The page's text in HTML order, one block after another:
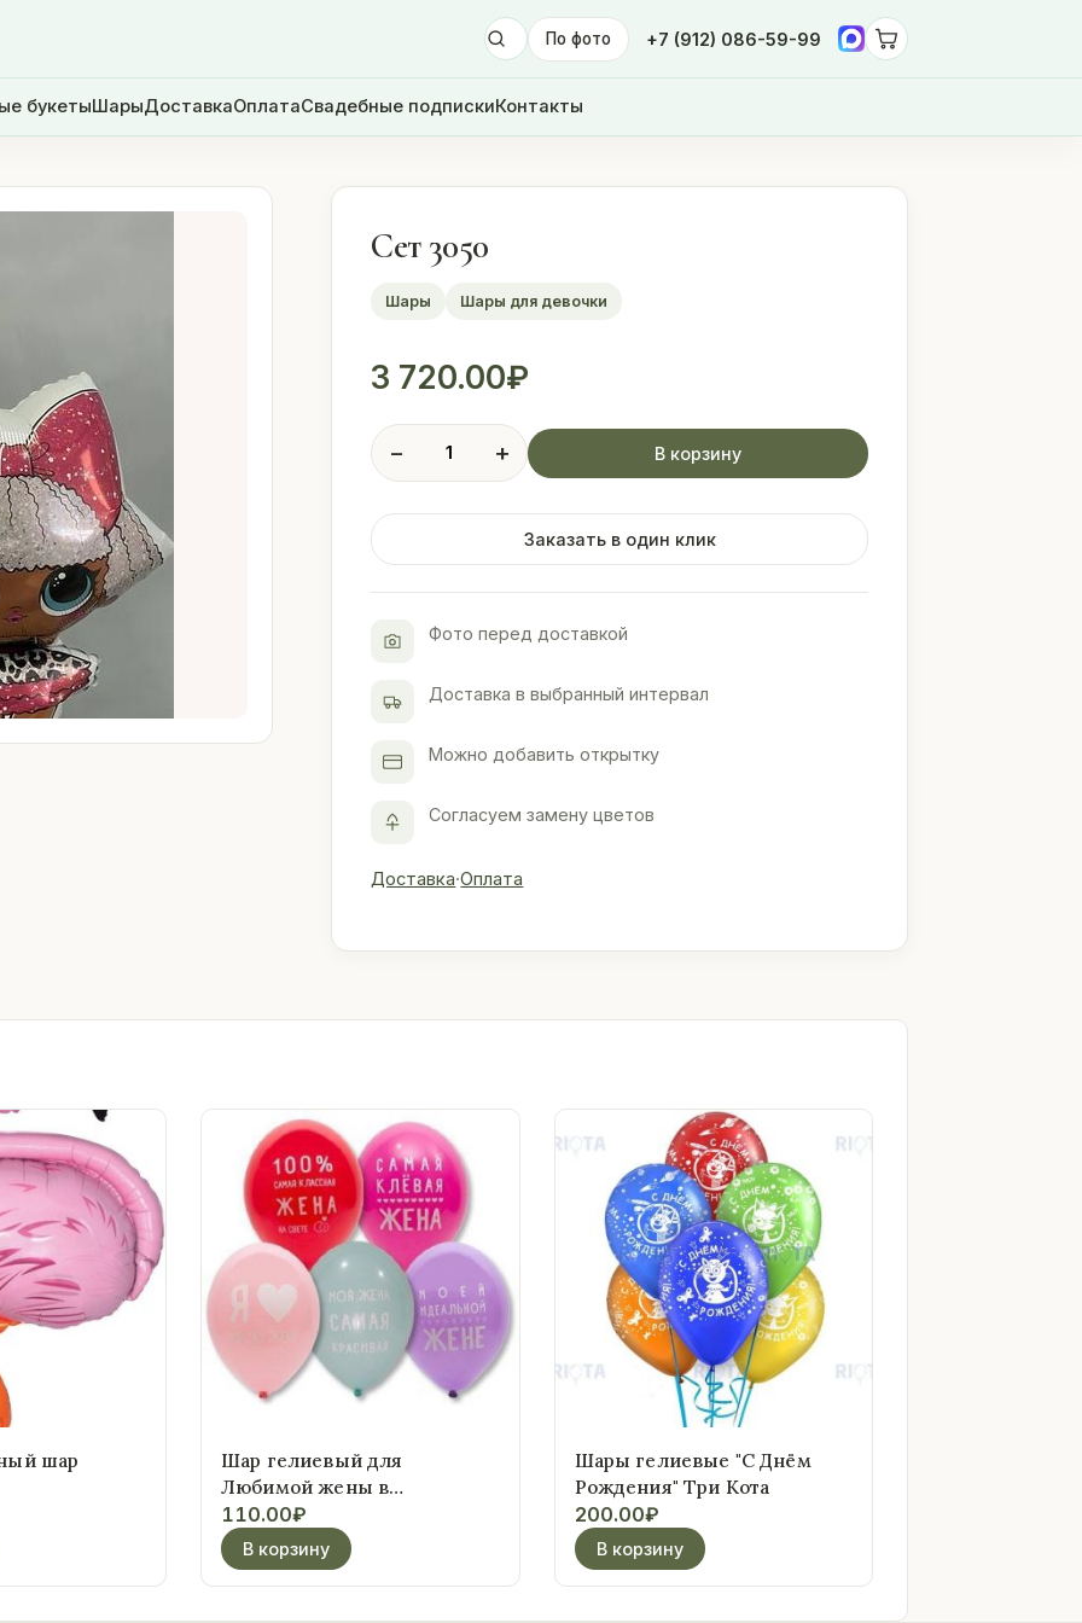
По фото +7 (912) 086-59-99
букетыШарыДоставкаОплатаСвадебные подпискиКонтакты
Сет 3050
Шары Шары для девочки
3 720.00₽
−
Количество
товара
3050
+ В корзину
Заказать в один клик
Фото перед доставкой
Доставка в выбранный интервал
Можно добавить открытку
Согласуем замену цветов
Доставка·Оплата
шар
Шар гелиевый для
Любимой жены в
ассортименте
110.00₽
В корзину
Шары гелиевые "С Днём
Рождения" Три Кота
200.00₽
В корзину